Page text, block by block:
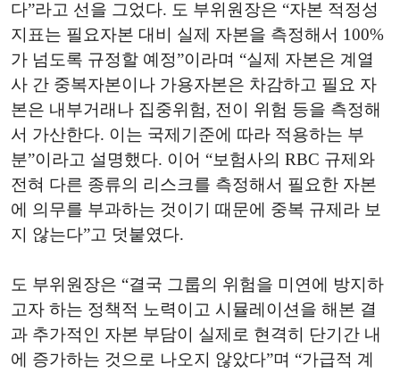
다”라고 선을 그었다. 도 부위원장은 “자본 적정성
지표는 필요자본 대비 실제 자본을 측정해서 100%
가 넘도록 규정할 예정”이라며 “실제 자본은 계열
사 간 중복자본이나 가용자본은 차감하고 필요 자
본은 내부거래나 집중위험, 전이 위험 등을 측정해
서 가산한다. 이는 국제기준에 따라 적용하는 부
분”이라고 설명했다. 이어 “보험사의 RBC 규제와
전혀 다른 종류의 리스크를 측정해서 필요한 자본
에 의무를 부과하는 것이기 때문에 중복 규제라 보
지 않는다”고 덧붙였다.
도 부위원장은 “결국 그룹의 위험을 미연에 방지하
고자 하는 정책적 노력이고 시뮬레이션을 해본 결
과 추가적인 자본 부담이 실제로 현격히 단기간 내
에 증가하는 것으로 나오지 않았다”며 “가급적 계